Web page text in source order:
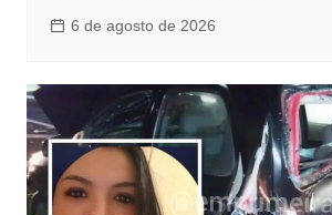
6 de agosto de 2026